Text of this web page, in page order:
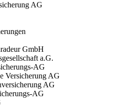
AG
GmbH
a.G.
AG
Versicherung AG
AG
AG